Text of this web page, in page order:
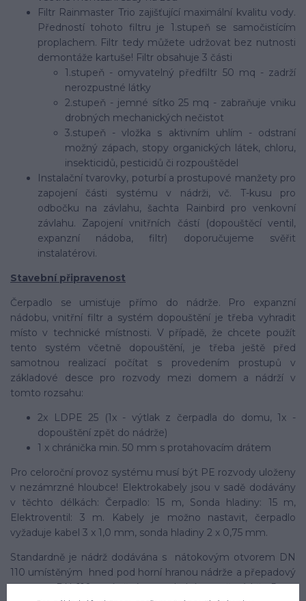
Filtr Rainmaster Trio zajišťující maximální kvalitu vody.
Předností tohoto filtru je 1.stupeň se samočistícím
proplachem. Filtr tedy můžete udržovat bez nutnosti
demontáže kartuše! Filtr obsahuje 3 části
1.stupeň - omyvatelný předfiltr 50 mq - zadrží
nerozpustné látky
2.stupeň - jemné sítko 25 mq - zabraňuje vniku
drobných mechanických nečistot
3.stupeň - vložka s aktivním uhlím - odstraní
možný zápach, stopy organických látek, chloru,
insekticidů, pesticidů či rozpouštědel
Instalační tvarovky, poturbí a prostupové manžety pro
zapojení části systému v nádrži, vč. T-kusu pro
odbočku na závlahu, šachta Rainbird pro venkovní
závlahu. Zapojení vnitřních částí (dopouštěcí ventil,
expanzní nádoba, filtr) doporučujeme svěřit
instalatérovi.
Stavební připravenost
Čerpadlo se umisťuje přímo do nádrže. Pro expanzní
nádobu, vnitřní filtr a systém dopouštění je třeba vyhradit
místo v technické místnosti. V případě, že chcete použít
tento systém včetně dopouštění, je třeba ještě před
samotnou realizací počítat s provedením prostupů v
základové desce pro rozvody mezi domem a nádrží v
tomto rozsahu:
2x LDPE 25 (1x - výtlak z čerpadla do domu, 1x -
dopouštění zpět do nádrže)
1 x chránička min. 50 mm s protahovacím drátem
Pro celoroční provoz systému musí být PE rozvody uloženy
v nezámrzné hloubce! Elektrokabely jsou v sadě dodávány
v těchto délkách: Čerpadlo: 15 m, Sonda hladiny: 15 m,
Elektroventil: 3 m. Kabely je možno nastavit, čerpadlo
vyžaduje kabel 3 x 1,0 mm, sonda hladiny 2 x 0,75 mm.
Standardně je nádrž dodávána s nátokovým otvorem DN
110 umístěným hned pod horní hranou nádrže a přepadový
otvorem DN 110 umístěným na druhé straně nádrže 5 cm